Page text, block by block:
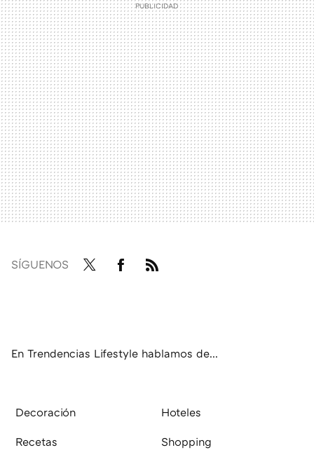
SÍGUENOS
En Trendencias Lifestyle hablamos de...
Decoración Hoteles
Recetas Shopping